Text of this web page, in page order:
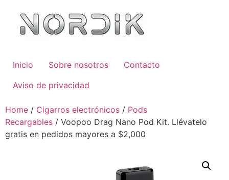
Inicio Sobre nosotros
Contacto
Aviso de privacidad
Home / Cigarros electrónicos / Pods
Recargables / Voopoo Drag Nano Pod Kit. Llévatelo
gratis en pedidos mayores a $2,000